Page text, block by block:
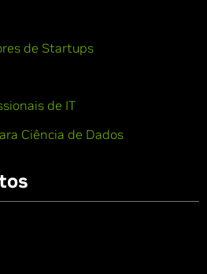
de Startups
de IT
Ciência de Dados